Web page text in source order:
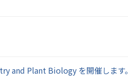
and Plant Biology を開催します。